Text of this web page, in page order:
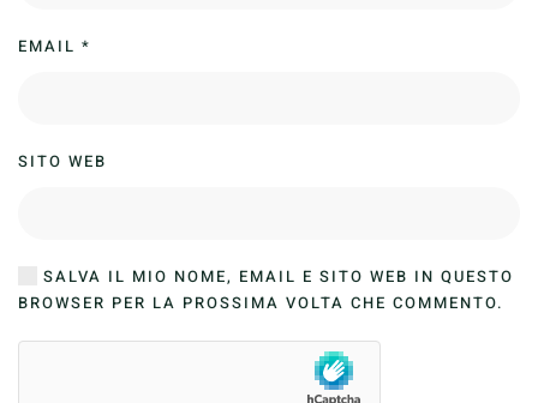
EMAIL *
SITO WEB
SALVA IL MIO NOME, EMAIL E SITO WEB IN QUESTO
BROWSER PER LA PROSSIMA VOLTA CHE COMMENTO.